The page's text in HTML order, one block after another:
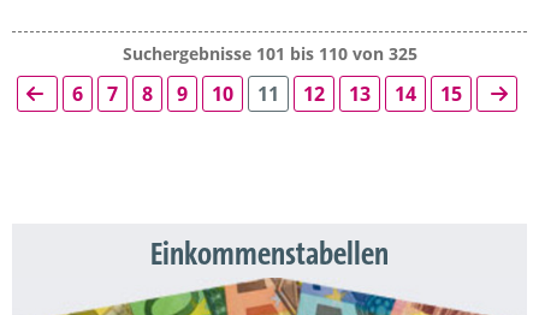
Suchergebnisse 101 bis 110 von 325
6 7 8 9 10 11 12 13 14 15
Einkommenstabellen